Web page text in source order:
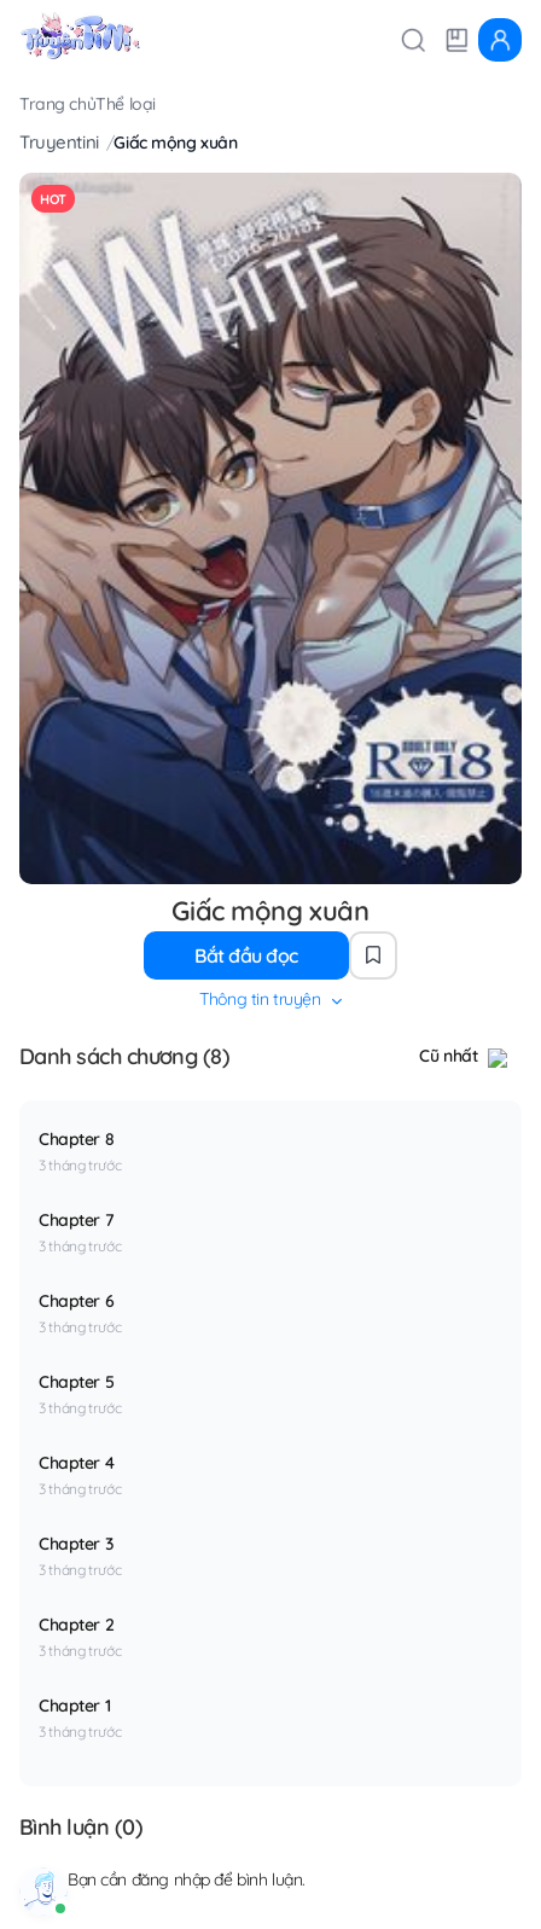
Trang chủThể loại
Truyentini Giấc mộng xuân
HOT
Giấc mộng xuân
Bắt đầu đọc
Thông tin truyện
Danh sách chương (8) Cũ nhất
Chapter 8
3 tháng trước
Chapter 7
3 tháng trước
Chapter 6
3 tháng trước
Chapter 5
3 tháng trước
Chapter 4
3 tháng trước
Chapter 3
3 tháng trước
Chapter 2
3 tháng trước
Chapter 1
3 tháng trước
Bình luận (0)
Bạn cần đăng nhậpđể bình luận.